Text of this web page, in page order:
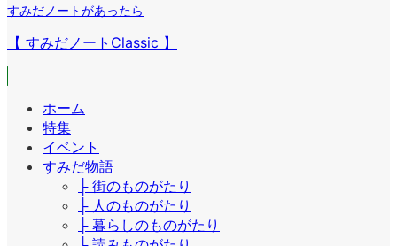
すみだノートがあったら
【 すみだノートClassic 】
ホーム
特集
イベント
すみだ物語
├ 街のものがたり
├ 人のものがたり
├ 暮らしのものがたり